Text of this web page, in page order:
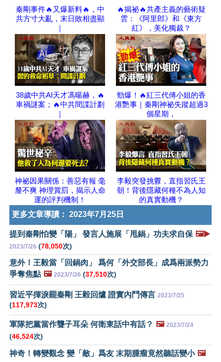
秦剛事件🔥又爆新料🔥，中
共方寸大亂，末日敗相盡顯
｜
🔥揭祕🔥共產主義的藝術疑
雲：《阿里郎》和《東方
紅》，美化獨裁？
38歲中共AI天才馮暘赫，🔥
車禍謎案；🔥中共間諜計劃
｜
勁爆！🔥紅三代傅小姐的香
港艷事｜秦剛神祕失蹤超過3
個星期，
神祕因果關係：善惡有報 毫
釐不爽 神理賞罰，揭示人命
運的評判機制！
李毅突發挑釁，直指習氏王
朝！背後隱藏何種不為人知
的真實動機？
更多文章導讀： 2023年7月25日
提到秦剛怕變「陽」 發言人施展「甩鍋」功夫求自保 🖼️▶️
2023/7/26 (78,050次)
意外！王毅當「回鍋肉」 爲何「外交部長」成爲兩派勢力
爭奪焦點 🖼️ 2023/7/26 (37,510次)
習近平揮淚罷秦剛 王毅回爐 證實內鬥傳言 2023/7/25
(117,973次)
軍隊把黨當作聾子耳朵 何衛東話中有話？ 🖼️ 2023/7/24
(46,524次)
神奇！轉變觀念 變「敵」爲友 末期腫瘤竟然聽話變小 🖼️